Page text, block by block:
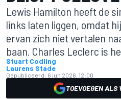
Lewis Hamilton heeft de
links laten liggen, omdat
ervan zich niet vertalen
baan. Charles Leclerc is
Stuart Codling
Laurens Stade
Gepubliceerd: 6 jun 2026, 12:00
TOEVOEGEN ALS